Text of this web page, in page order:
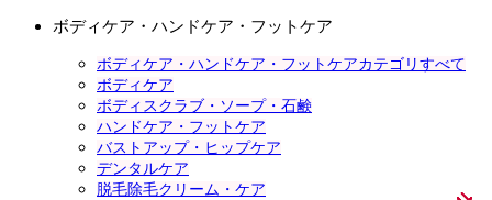
ボディケア・ハンドケア・フットケア
ボディケア・ハンドケア・フットケアカテゴリすべて
ボディケア
ボディスクラブ・ソープ・石鹸
ハンドケア・フットケア
バストアップ・ヒップケア
デンタルケア
脱毛除毛クリーム・ケア